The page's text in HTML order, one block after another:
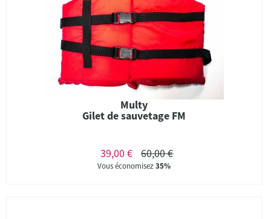
Multy
Gilet de sauvetage FM
39,00 € 60,00 €
Vous économisez35%